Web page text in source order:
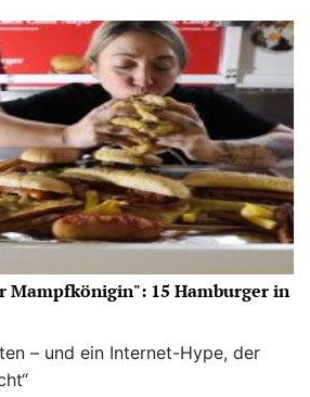
Mampfkönigin": 15 Hamburger in
– und ein Internet-Hype, der